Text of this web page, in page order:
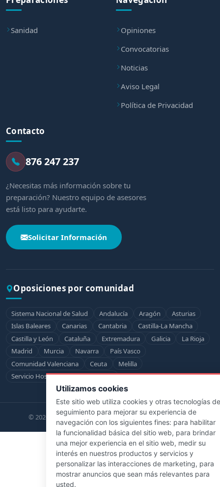
Utilizamos cookies
Este sitio web utiliza cookies y otras tecnologías de
seguimiento para mejorar su experiencia de
navegación con los siguientes fines: para habilitar
la funcionalidad básica del sitio web, para brindar
una mejor experiencia en el sitio web, medir su
interés en nuestros productos y servicios y
personalizar las interacciones de marketing, para
mostrar anuncios que sean más relevantes para
usted.
Sanidad
Opiniones
Convocatorias
Noticias
Aviso Legal
Política de Privacidad
Contacto
876 247 237
¿Necesitas más información sobre tu
preparación? Nuestro equipo de asesores
está listo para ayudarte.
Solicitar Información
Oposiciones por comunidad
Sistema Nacional de Salud Andalucía Aragón
Asturias
Islas Baleares
Canarias Cantabria
Castilla-La Mancha
Castilla y León
Cataluña Extremadura Galicia
La Rioja
Madrid
Murcia Navarra
País Vasco
Comunidad Valenciana
Ceuta
Melilla
Servicio Hospitalario de la Defensa
© 2026 ZBrain Academy. Todos los derechos reservados.